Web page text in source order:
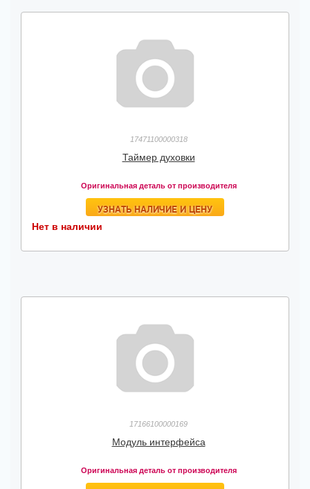
17471100000318
Таймер духовки
Оригинальная деталь от производителя
УЗНАТЬ НАЛИЧИЕ И ЦЕНУ
Нет в наличии
17166100000169
Модуль интерфейса
Оригинальная деталь от производителя